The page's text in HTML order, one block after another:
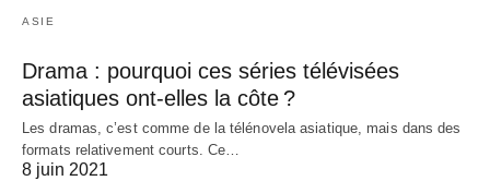
ASIE
Drama : pourquoi ces séries télévisées
asiatiques ont-elles la côte ?
Les dramas, c’est comme de la télénovela asiatique, mais dans des
formats relativement courts. Ce…
8 juin 2021